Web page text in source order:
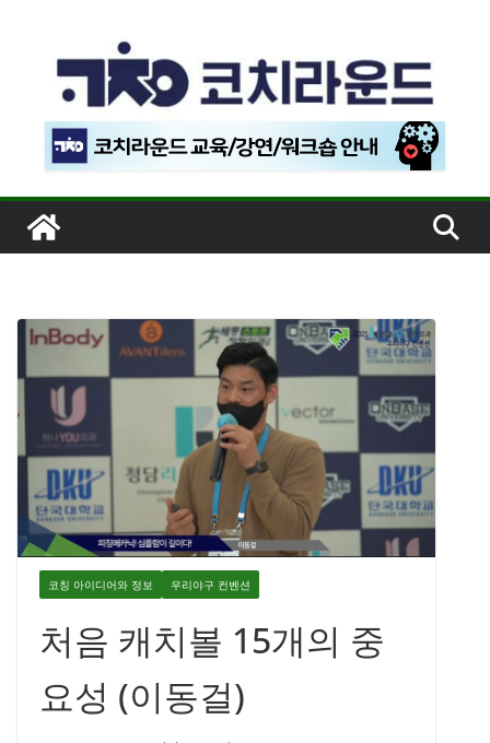
너
기
코칭 아이디어와 정보 우리야구 컨벤션
처음 캐치볼 15개의 중
요성 (이동걸)